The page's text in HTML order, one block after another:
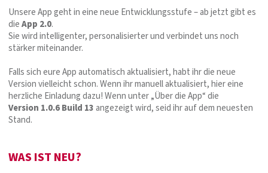
Unsere App geht in eine neue Entwicklungsstufe – ab jetzt gibt es
dieApp 2.0.
Sie wird intelligenter, personalisierter und verbindet uns noch
stärker miteinander.
Falls sich eure App automatisch aktualisiert, habt ihr die neue
Version vielleicht schon. Wenn ihr manuell aktualisiert, hier eine
herzliche Einladung dazu! Wenn unter „Über die App“ die
Version 1.0.6 Build 13 angezeigt wird, seid ihr auf dem neuesten
Stand.
WAS IST NEU?